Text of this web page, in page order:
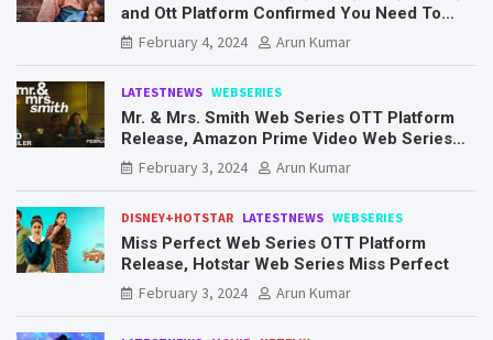
and Ott Platform Confirmed You Need To
Know Here
February 4, 2024 Arun Kumar
LATESTNEWS WEBSERIES
Mr. & Mrs. Smith Web Series OTT Platform
Release, Amazon Prime Video Web Series
Mr. & Mrs. Smith
February 3, 2024 Arun Kumar
DISNEY+HOTSTAR LATESTNEWS WEBSERIES
Miss Perfect Web Series OTT Platform
Release, Hotstar Web Series Miss Perfect
February 3, 2024
Arun Kumar